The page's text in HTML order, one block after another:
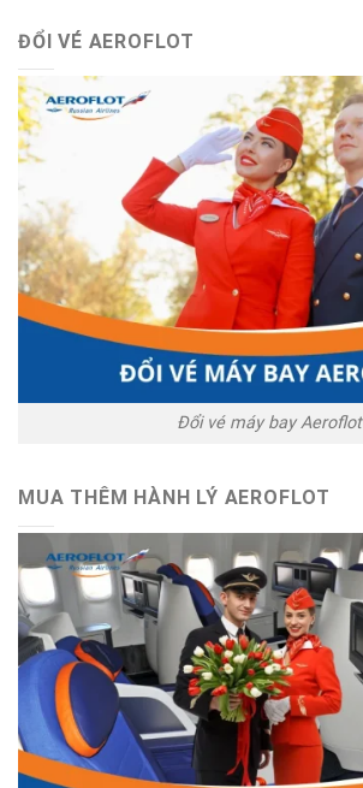
ĐỔI VÉ AEROFLOT
Đổi vé máy bay Aeroflot
MUA THÊM HÀNH LÝ AEROFLOT